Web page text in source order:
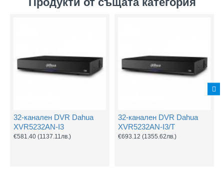
32-канален DVR Dahua
XVR5232AN-I3
€581.40 (1137.11лв.)
32-канален DVR Dahua
XVR5232AN-I3/Т
€693.12 (1355.62лв.)